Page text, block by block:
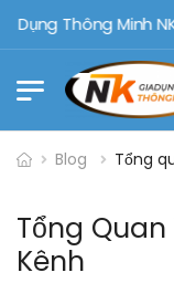
Thông Minh NK
Blog Tổng
Tổng Quan
Kênh